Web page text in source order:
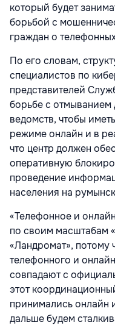
который будет
борьбой с
граждан о
По его словам,
специалистов по
представителей
борьбе с отмыванием
ведомств, чтобы
режиме онлайн и в
что центр должен
оперативную
проведение
населения на
«Телефонное и
по своим масштабам
«Ландромат»,
телефонного и
совпадают с
этот
принимались онлайн
дальше будем